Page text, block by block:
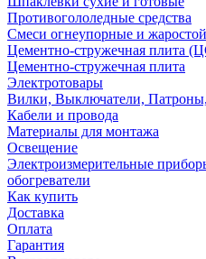
Противогололедные средства
Смеси огнеупорные и
Цементно-стружечная плита
Цементно-стружечная плита
Электротовары
Вилки, Выключатели, Патроны,
Кабели и провода
Материалы для монтажа
Освещение
Электроизмерительные
обогреватели
Как купить
Доставка
Оплата
Гарантия